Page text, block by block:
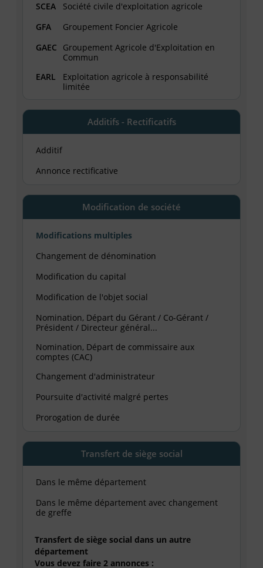
SCEA
Société civile d'exploitation agricole
GFA
Groupement Foncier Agricole
GAEC
Groupement Agricole d'Exploitation en
Commun
EARL
Exploitation agricole à responsabilité
limitée
Additifs - Rectificatifs
Additif
Annonce rectificative
Modification de société
Modifications multiples
Changement de dénomination
Modification du capital
Modification de l'objet social
Nomination, Départ du Gérant / Co-Gérant /
Président / Directeur général...
Nomination, Départ de commissaire aux
comptes (CAC)
Changement d'administrateur
Poursuite d'activité malgré pertes
Prorogation de durée
Transfert de siège social
Dans le même département
Dans le même département avec changement
de greffe
Transfert de siège social dans un autre
département
Vous devez faire 2 annonces :